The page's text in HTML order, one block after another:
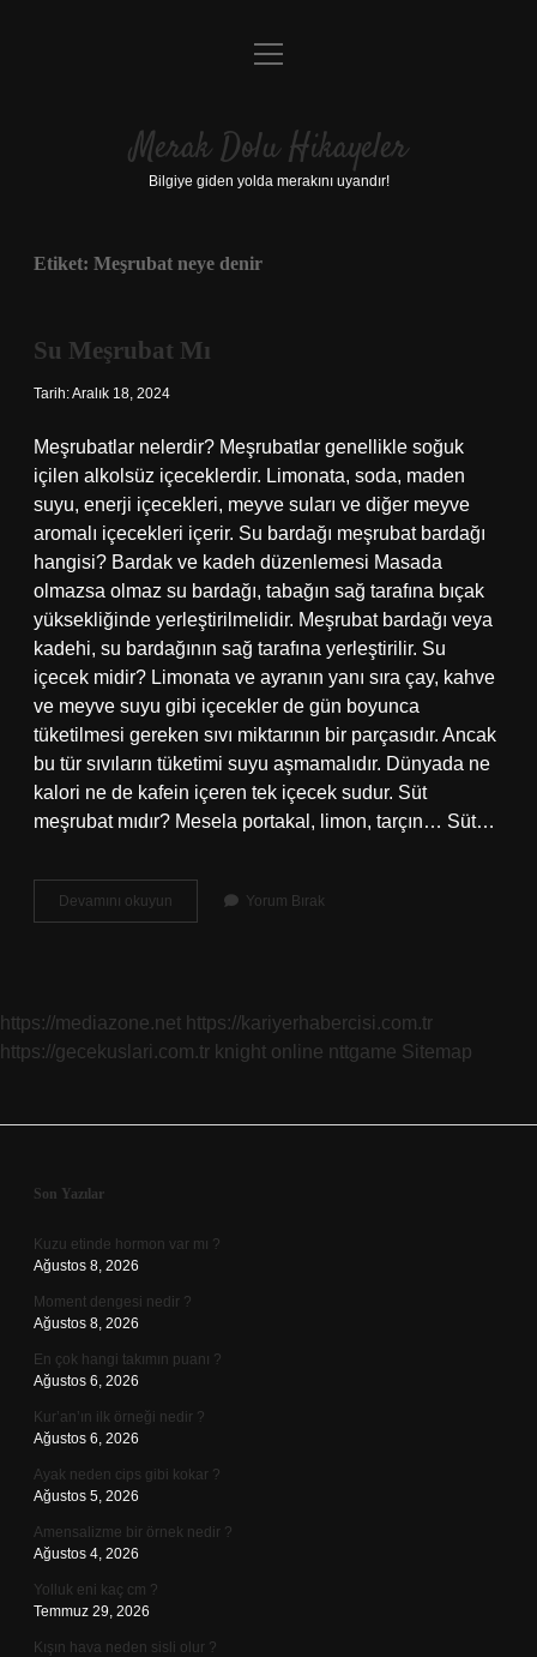
Anasayfa
Yasal Uyarı
menüyü
Merak Dolu Hikayeler
Bilgiye giden yolda merakını uyandır!
Etiket: Meşrubat neye denir
Su Meşrubat Mı
Tarih: Aralık 18, 2024
Meşrubatlar nelerdir? Meşrubatlar genellikle soğuk
içilen alkolsüz içeceklerdir. Limonata, soda, maden
suyu, enerji içecekleri, meyve suları ve diğer meyve
aromalı içecekleri içerir. Su bardağı meşrubat bardağı
hangisi? Bardak ve kadeh düzenlemesi Masada
olmazsa olmaz su bardağı, tabağın sağ tarafına bıçak
yüksekliğinde yerleştirilmelidir. Meşrubat bardağı veya
kadehi, su bardağının sağ tarafına yerleştirilir. Su
içecek midir? Limonata ve ayranın yanı sıra çay, kahve
ve meyve suyu gibi içecekler de gün boyunca
tüketilmesi gereken sıvı miktarının bir parçasıdır. Ancak
bu tür sıvıların tüketimi suyu aşmamalıdır. Dünyada ne
kalori ne de kafein içeren tek içecek sudur. Süt
meşrubat mıdır? Mesela portakal, limon, tarçın… Süt…
Devamını okuyun
Meşrubat
Yorum Bırak
https://mediazone.net https://kariyerhabercisi.com.tr
https://gecekuslari.com.tr knight online nttgame Sitemap
Sidebar
Son Yazılar
Kuzu etinde hormon var mı ?
Ağustos 8, 2026
Moment dengesi nedir ?
Ağustos 8, 2026
En çok hangi takımın puanı ?
Ağustos 6, 2026
Kur’an’ın ilk örneği nedir ?
Ağustos 6, 2026
Ayak neden cips gibi kokar ?
Ağustos 5, 2026
Amensalizme bir örnek nedir ?
Ağustos 4, 2026
Yolluk eni kaç cm ?
Temmuz 29, 2026
Kışın hava neden sisli olur ?